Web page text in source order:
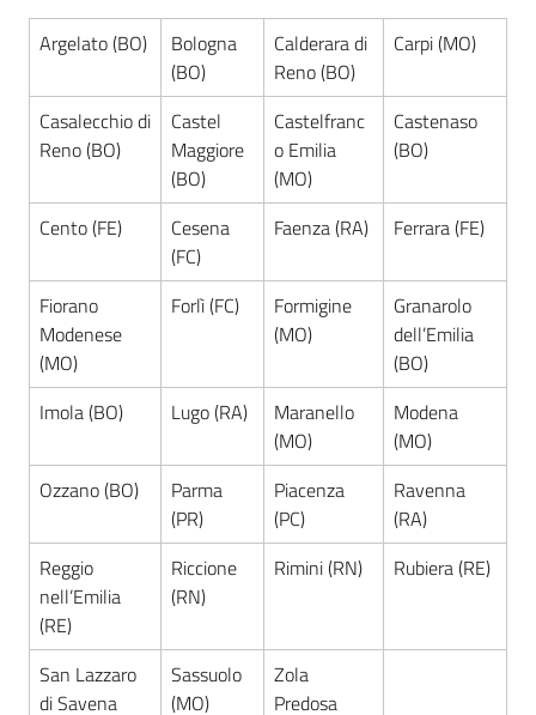
Argelato (BO)
Bologna
(BO)
Calderara di
Reno (BO)
Carpi (MO)
Casalecchio di
Reno (BO)
Castel
Maggiore
(BO)
Castelfranc
o Emilia
(MO)
Castenaso
(BO)
Cento (FE)
Cesena
(FC)
Faenza (RA) Ferrara (FE)
Fiorano
Modenese
(MO)
Forlì (FC)
Formigine
(MO)
Granarolo
dell’Emilia
(BO)
Imola (BO)
Lugo (RA)
Maranello
(MO)
Modena
(MO)
Ozzano (BO)
Parma
(PR)
Piacenza
(PC)
Ravenna
(RA)
Reggio
nell’Emilia
(RE)
Riccione
(RN)
Rimini (RN) Rubiera (RE)
San Lazzaro
di Savena
Sassuolo
(MO)
Zola
Predosa